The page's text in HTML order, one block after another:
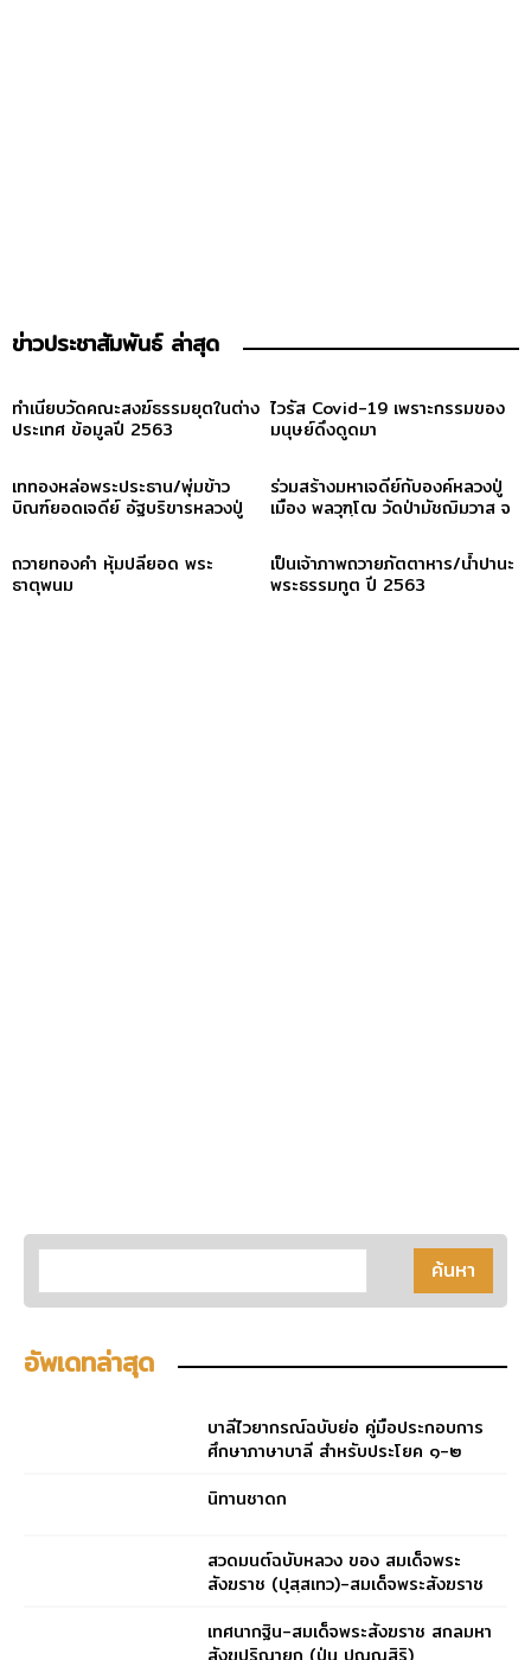
ข่าวประชาสัมพันธ์ ล่าสุด
ทำเนียบวัดคณะสงฆ์ธรรมยุตในต่าง
ประเทศ ข้อมูลปี 2563
ไวรัส Covid-19 เพราะกรรมของ
มนุษย์ดึงดูดมา
เททองหล่อพระประธาน/พุ่มข้าว
บิณฑ์ยอดเจดีย์ อัฐบริขารหลวงปู่
บุญเพ็ง เขมาภิรโต
ร่วมสร้างมหาเจดีย์กับองค์หลวงปู่
เมือง พลวุฑฺโฒ วัดป่ามัชฌิมวาส จ
ถวายทองคำ หุ้มปลียอด พระ
ธาตุพนม
เป็นเจ้าภาพถวายภัตตาหาร/น้ำปานะ
พระธรรมทูต ปี 2563
อัพเดทล่าสุด
บาลีไวยากรณ์ฉบับย่อ คู่มือประกอบการ
ศึกษาภาษาบาลี สำหรับประโยค ๑-๒
นิทานชาดก
สวดมนต์ฉบับหลวง ของ สมเด็จพระ
สังฆราช (ปุสฺสเทว)-สมเด็จพระสังฆราช
เทศนากฐิน-สมเด็จพระสังฆราช สกลมหา